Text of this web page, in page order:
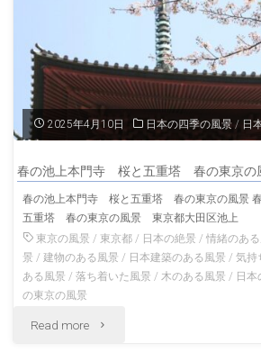
の
風
景"
夏
の
景
夏
の
多
2025年4月10日 日本の四季の風景 / 日
春の池上本門寺 桜と五重塔 春の東京の
春の池上本門寺 桜と五重塔 春の東京の風景
五重塔 春の東京の風景 東京都大田区池上
東京の風景 / 東京都 / 日本の絶景 /情緒のあ
景 /建物のある風景 / 日本建築のある風景 /気持
ある風景 /落ち着いた風景 /木のある風景 / 日
の東京の風景
Read more "春